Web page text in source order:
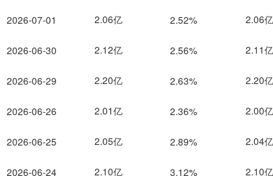
2026-07-01
2026-06-30
2026-06-29
2026-06-26
2026-06-25
2026-06-24
2.06亿 2.52% 2.06亿
2.12亿 2.56% 2.11亿
2.20亿 2.63% 2.20亿
2.01亿 2.36% 2.00亿
2.05亿 2.89% 2.04亿
2.10亿 3.12% 2.10亿